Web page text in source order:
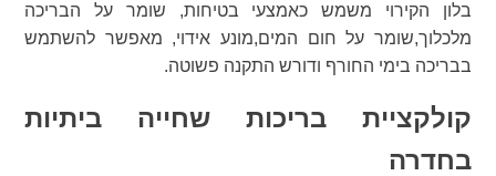
בלון הקירוי משמש כאמצעי בטיחות, שומר על הבריכה
מלכלוך,שומר על חום המים,מונע אידוי, מאפשר להשתמש
בבריכה בימי החורף ודורש התקנה פשוטה.
קולקציית בריכות שחייה ביתיות
בחדרה